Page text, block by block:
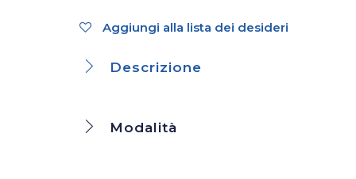
Aggiungi alla lista dei desideri
Descrizione
Modalità